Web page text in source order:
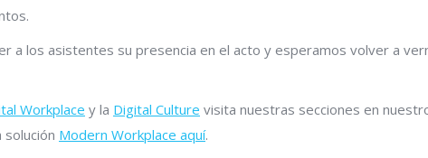
a los asistentes su presencia en el acto y esperamos volver a
Workplace y la Digital Culture visita nuestras secciones en
Modern Workplace aquí.